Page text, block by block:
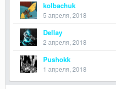
kolbachuk
5 апреля, 2018
Dellay
2 апреля, 2018
Pushokk
1 апреля, 2018